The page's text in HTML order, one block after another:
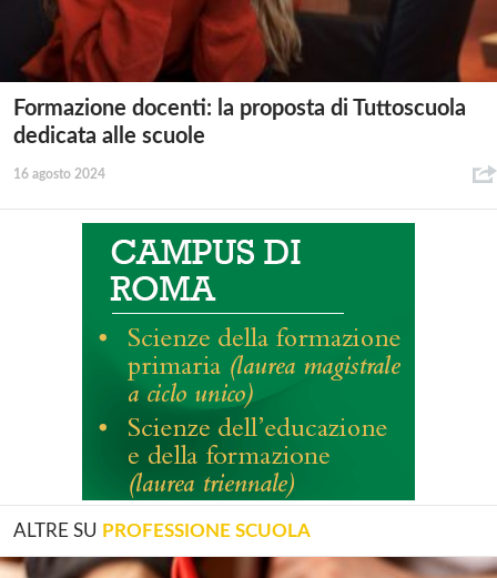
Formazione docenti: la proposta di Tuttoscuola
dedicata alle scuole
16 agosto 2024
ALTRE SU PROFESSIONE SCUOLA